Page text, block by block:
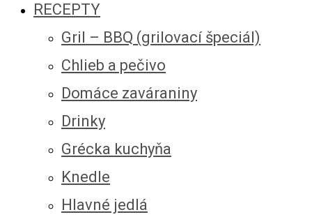
RECEPTY
Gril – BBQ (grilovací špeciál)
Chlieb a pečivo
Domáce zaváraniny
Drinky
Grécka kuchyňa
Knedle
Hlavné jedlá